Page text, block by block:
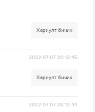
Хариулт бичих
2022-07-07 20:12:45
Хариулт бичих
2022-07-07 20:12:44